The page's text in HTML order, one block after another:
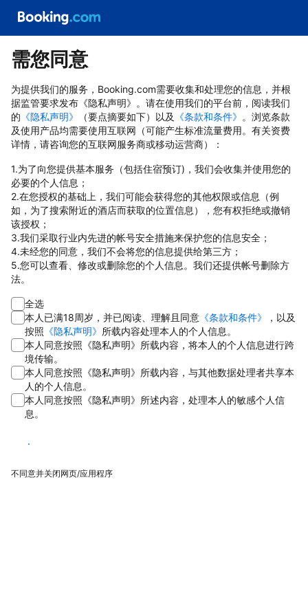
需您同意
为提供我们的服务，Booking.com需要收集和处理您的信息，并根
据监管要求发布《隐私声明》。请在使用我们的平台前，阅读我们
的 《隐私声明》 （要点摘要如下）以及 《条款和条件》 。浏览条款
及使用产品均需要使用互联网（可能产生标准流量费用。有关资费
详情，请咨询您的互联网服务商或移动运营商）：
1.为了向您提供基本服务（包括住宿预订)，我们会收集并使用您的
必要的个人信息；
2.在您授权的基础上，我们可能会获得您的其他权限或信息（例
如，为了搜索附近的酒店而获取的位置信息），您有权拒绝或撤销
该授权；
3.我们采取行业内先进的帐号安全措施来保护您的信息安全；
4.未经您的同意，我们不会将您的信息提供给第三方；
5.您可以查看、修改或删除您的个人信息。我们还提供帐号删除方
法。
全选
本人已满18周岁，并已阅读、理解且同意 《条款和条件》
，以及
按照 《隐私声明》 所载内容处理本人的个人信息。
本人同意按照《隐私声明》所载内容，将本人的个人信息进行跨
境传输。
本人同意按照《隐私声明》所载内容，与其他数据处理者共享本
人的个人信息。
本人同意按照《隐私声明》所述内容，处理本人的敏感个人信
息。
同意
不同意并关闭网页/应用程序